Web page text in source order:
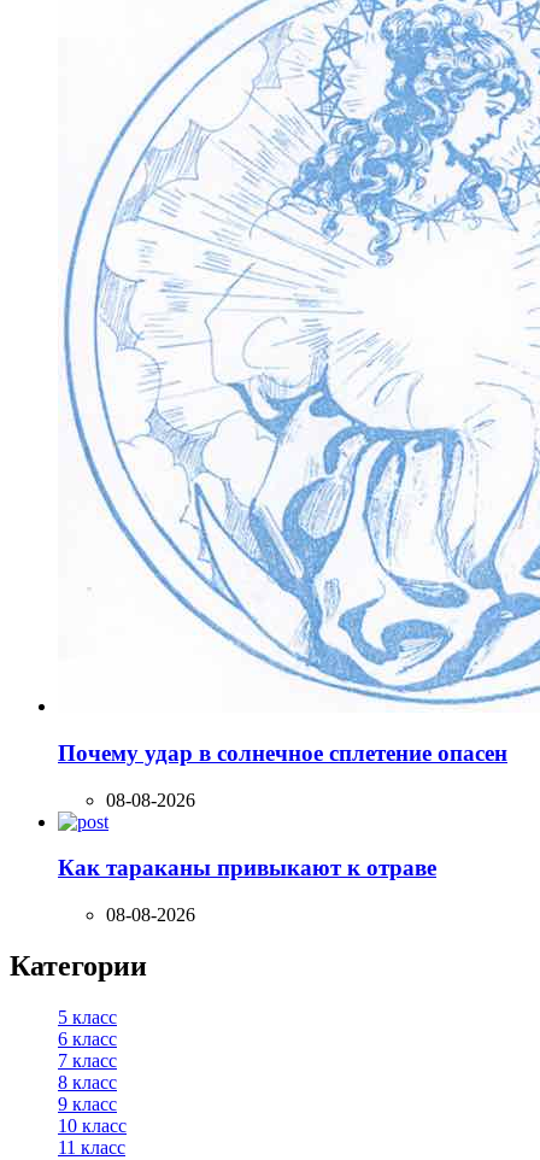
Почему удар в солнечное сплетение опасен
08-08-2026
Как тараканы привыкают к отраве
08-08-2026
Категории
5 класс
6 класс
7 класс
8 класс
9 класс
10 класс
11 класс